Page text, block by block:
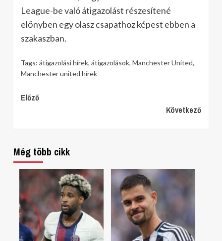
League-be való átigazolást részesítené
előnyben egy olasz csapathoz képest ebben a
szakaszban.
Tags: átigazolási hírek, átigazolások, Manchester United,
Manchester united hírek
Continue
Előző
Következő
Még több cikk